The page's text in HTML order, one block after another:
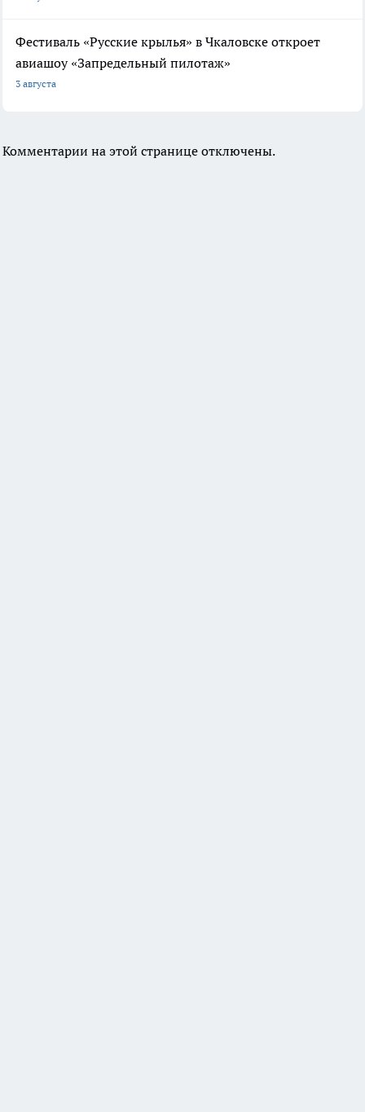
Фестиваль «Русские крылья» в Чкаловске откроет
авиашоу «Запредельный пилотаж»
3 августа
Комментарии на этой странице отключены.